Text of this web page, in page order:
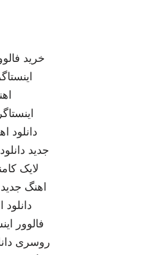
خرید
دانلود
جدید
لایک
اهنگ جدید
فالوور
روسری